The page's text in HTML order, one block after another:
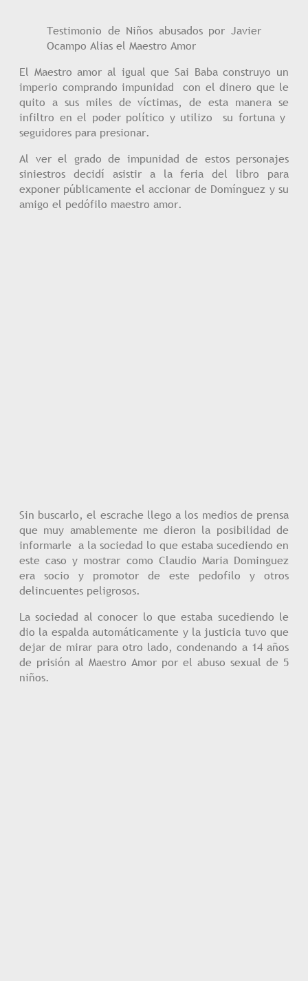
Testimonio de Niños abusados por Javier
Ocampo Alias el Maestro Amor
El Maestro amor al igual que Sai Baba construyo un
imperio comprando impunidad con el dinero que le
quito a sus miles de víctimas, de esta manera se
infiltro en el poder político y utilizo su fortuna y
seguidores para presionar.
Al ver el grado de impunidad de estos personajes
siniestros decidí asistir a la feria del libro para
exponer públicamente el accionar de Domínguez y su
amigo el pedófilo maestro amor.
Sin buscarlo, el escrache llego a los medios de prensa
que muy amablemente me dieron la posibilidad de
informarle a la sociedad lo que estaba sucediendo en
este caso y mostrar como Claudio Maria Dominguez
era socio y promotor de este pedofilo y otros
delincuentes peligrosos.
La sociedad al conocer lo que estaba sucediendo le
dio la espalda automáticamente y la justicia tuvo que
dejar de mirar para otro lado, condenando a 14 años
de prisión al Maestro Amor por el abuso sexual de 5
niños.